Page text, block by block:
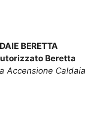
BERETTA
Beretta
Accensione Caldaia